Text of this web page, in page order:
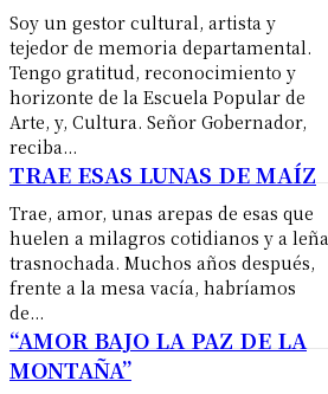
​Soy un gestor cultural, artista y
tejedor de memoria departamental.
Tengo gratitud, reconocimiento y
horizonte de la Escuela Popular de
Arte, y, Cultura. ​Señor Gobernador, ​
reciba...
TRAE ESAS LUNAS DE MAÍZ
Trae, amor, unas arepas de esas que
huelen a milagros cotidianos y a leña
trasnochada. Muchos años después,
frente a la mesa vacía, habríamos
de...
“AMOR BAJO LA PAZ DE LA
MONTAÑA”